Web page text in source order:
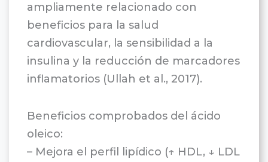
ampliamente relacionado con
beneficios para la salud
cardiovascular, la sensibilidad a la
insulina y la reducción de marcadores
inflamatorios (Ullah et al., 2017).
Beneficios comprobados del ácido
oleico:
– Mejora el perfil lipídico (↑ HDL, ↓ LDL